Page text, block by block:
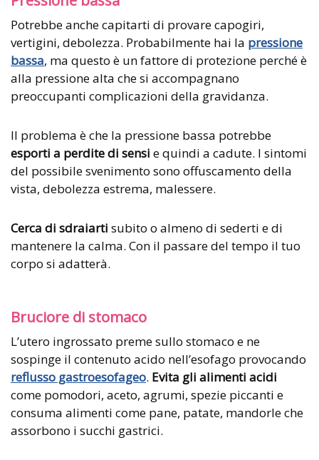
Potrebbe anche capitarti di provare capogiri,
vertigini, debolezza. Probabilmente hai la pressione
bassa, ma questo è un fattore di protezione perché è
alla pressione alta che si accompagnano
preoccupanti complicazioni della gravidanza.
Il problema è che la pressione bassa potrebbe
esporti a perdite di sensi e quindi a cadute. I sintomi
del possibile svenimento sono offuscamento della
vista, debolezza estrema, malessere.
Cerca di sdraiarti subito o almeno di sederti e di
mantenere la calma. Con il passare del tempo il tuo
corpo si adatterà.
Bruciore di stomaco
L’utero ingrossato preme sullo stomaco e ne
sospinge il contenuto acido nell’esofago provocando
reflusso gastroesofageo. Evita gli alimenti acidi
come pomodori, aceto, agrumi, spezie piccanti e
consuma alimenti come pane, patate, mandorle che
assorbono i succhi gastrici.